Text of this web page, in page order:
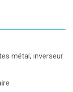
métal, inverseur